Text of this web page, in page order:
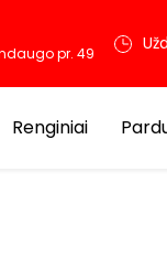
pr. 49
Renginiai